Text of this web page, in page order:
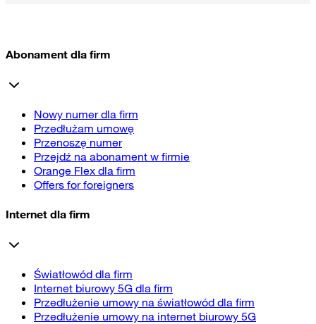
Abonament dla firm
Nowy numer dla firm
Przedłużam umowę
Przenoszę numer
Przejdź na abonament w firmie
Orange Flex dla firm
Offers for foreigners
Internet dla firm
Światłowód dla firm
Internet biurowy 5G dla firm
Przedłużenie umowy na światłowód dla firm
Przedłużenie umowy na internet biurowy 5G